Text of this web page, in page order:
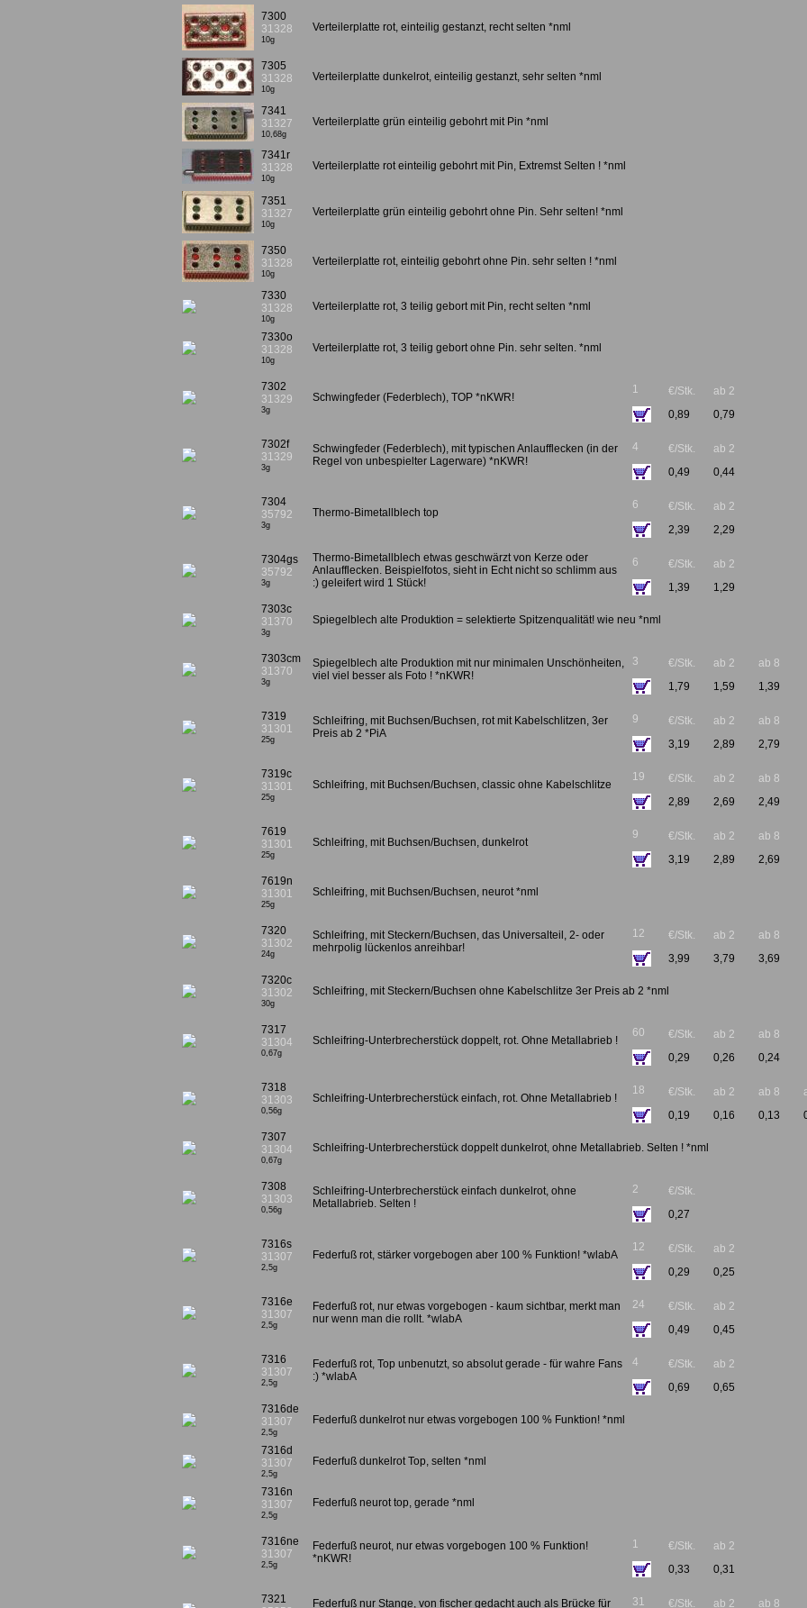
7300
31328
10g
Verteilerplatte rot, einteilig gestanzt, recht selten *nml
7305
31328
10g
Verteilerplatte dunkelrot, einteilig gestanzt, sehr selten *nml
7341
31327
10,68g
Verteilerplatte grün einteilig gebohrt mit Pin *nml
7341r
31328
10g
Verteilerplatte rot einteilig gebohrt mit Pin, Extremst Selten ! *nml
7351
31327
10g
Verteilerplatte grün einteilig gebohrt ohne Pin. Sehr selten! *nml
7350
31328
10g
Verteilerplatte rot, einteilig gebohrt ohne Pin. sehr selten ! *nml
7330
31328
10g
Verteilerplatte rot, 3 teilig gebort mit Pin, recht selten *nml
7330o
31328
10g
Verteilerplatte rot, 3 teilig gebort ohne Pin. sehr selten. *nml
7302
31329
3g
Schwingfeder (Federblech), TOP *nKWR!
1
€/Stk.
0,89
ab 2
0,79
7302f
31329
3g
Schwingfeder (Federblech), mit typischen Anlaufflecken (in der
Regel von unbespielter Lagerware) *nKWR!
4
€/Stk.
0,49
ab 2
0,44
7304
35792
3g
Thermo-Bimetallblech top
6
€/Stk.
2,39
ab 2
2,29
7304gs
35792
3g
Thermo-Bimetallblech etwas geschwärzt von Kerze oder
Anlaufflecken. Beispielfotos, sieht in Echt nicht so schlimm aus
:) geleifert wird 1 Stück!
6
€/Stk.
1,39
ab 2
1,29
7303c
31370
3g
Spiegelblech alte Produktion = selektierte Spitzenqualität! wie neu *nml
7303cm
31370
3g
Spiegelblech alte Produktion mit nur minimalen Unschönheiten,
viel viel besser als Foto ! *nKWR!
3
€/Stk.
1,79
ab 2
1,59
ab 8
1,39
7319
31301
25g
Schleifring, mit Buchsen/Buchsen, rot mit Kabelschlitzen, 3er
Preis ab 2 *PiA
9
€/Stk.
3,19
ab 2
2,89
ab 8
2,79
7319c
31301
25g
Schleifring, mit Buchsen/Buchsen, classic ohne Kabelschlitze
19
€/Stk.
2,89
ab 2
2,69
ab 8
2,49
7619
31301
25g
Schleifring, mit Buchsen/Buchsen, dunkelrot
9
€/Stk.
3,19
ab 2
2,89
ab 8
2,69
7619n
31301
25g
Schleifring, mit Buchsen/Buchsen, neurot *nml
7320
31302
24g
Schleifring, mit Steckern/Buchsen, das Universalteil, 2- oder
mehrpolig lückenlos anreihbar!
12
€/Stk.
3,99
ab 2
3,79
ab 8
3,69
7320c
31302
30g
Schleifring, mit Steckern/Buchsen ohne Kabelschlitze 3er Preis ab 2 *nml
7317
31304
0,67g
Schleifring-Unterbrecherstück doppelt, rot. Ohne Metallabrieb !
60
€/Stk.
0,29
ab 2
0,26
ab 8
0,24
7318
31303
0,56g
Schleifring-Unterbrecherstück einfach, rot. Ohne Metallabrieb !
18
€/Stk.
0,19
ab 2
0,16
ab 8
0,13
7307
31304
0,67g
Schleifring-Unterbrecherstück doppelt dunkelrot, ohne Metallabrieb. Selten ! *nml
7308
31303
0,56g
Schleifring-Unterbrecherstück einfach dunkelrot, ohne
Metallabrieb. Selten !
2
€/Stk.
0,27
7316s
31307
2,5g
Federfuß rot, stärker vorgebogen aber 100 % Funktion! *wlabA
12
€/Stk.
0,29
ab 2
0,25
7316e
31307
2,5g
Federfuß rot, nur etwas vorgebogen - kaum sichtbar, merkt man
nur wenn man die rollt. *wlabA
24
€/Stk.
0,49
ab 2
0,45
7316
31307
2,5g
Federfuß rot, Top unbenutzt, so absolut gerade - für wahre Fans
:) *wlabA
4
€/Stk.
0,69
ab 2
0,65
7316de
31307
2,5g
Federfuß dunkelrot nur etwas vorgebogen 100 % Funktion! *nml
7316d
31307
2,5g
Federfuß dunkelrot Top, selten *nml
7316n
31307
2,5g
Federfuß neurot top, gerade *nml
7316ne
31307
2,5g
Federfuß neurot, nur etwas vorgebogen 100 % Funktion!
*nKWR!
1
€/Stk.
0,33
ab 2
0,31
7321
Federfuß nur Stange, von fischer gedacht auch als Brücke für 31 €/Stk. ab 2 ab 8